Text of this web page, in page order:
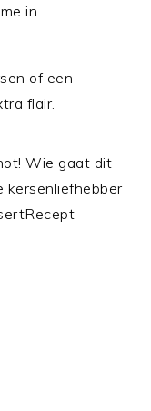
in
of een
flair.
Wie gaat dit
kersenliefhebber